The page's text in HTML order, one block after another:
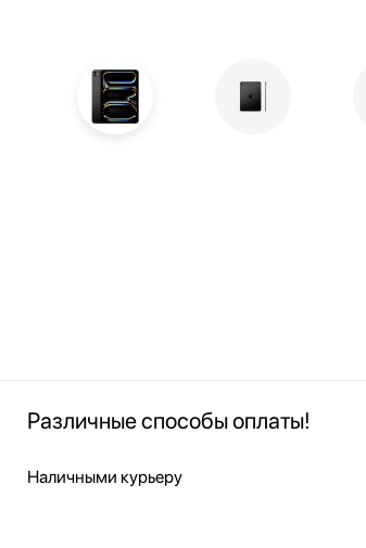
Различные способы оплаты!
Наличными курьеру